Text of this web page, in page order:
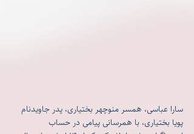
سارا عباسی، همسر منوچهر بختیاری، پدر جاویدنام
پویا بختیاری، با همرسانی پیامی در حساب